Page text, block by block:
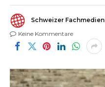
Schweizer Fachmedien
Keine Kommentare